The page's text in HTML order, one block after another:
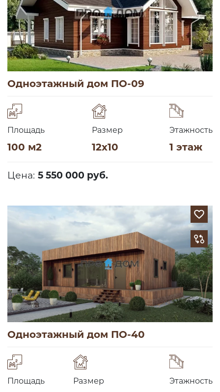
Одноэтажный дом ПО-09
Площадь
100 м2
Размер
12х10
Этажность
1 этаж
Цена: 5 550 000 руб.
Одноэтажный дом ПО-40
Площадь Размер Этажность